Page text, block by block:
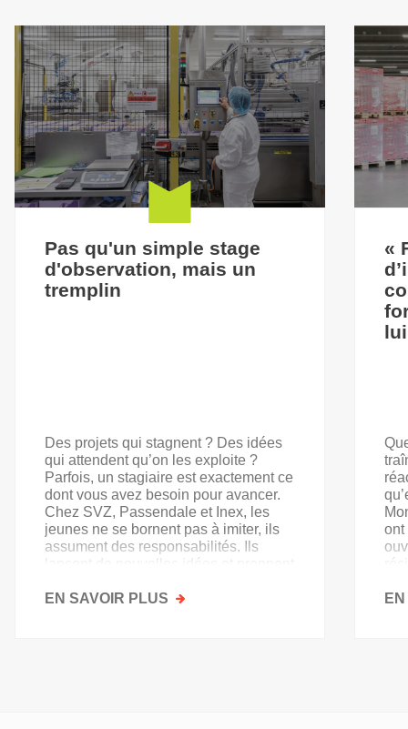
Pas qu'un simple stage
d'observation, mais un
tremplin
Des projets qui stagnent ? Des idées
qui attendent qu’on les exploite ?
Parfois, un stagiaire est exactement ce
dont vous avez besoin pour avancer.
Chez SVZ, Passendale et Inex, les
jeunes ne se bornent pas à imiter, ils
assument des responsabilités. Ils
lancent de nouvelles idées et prennent
EN SAVOIR PLUS SUR
«
ont